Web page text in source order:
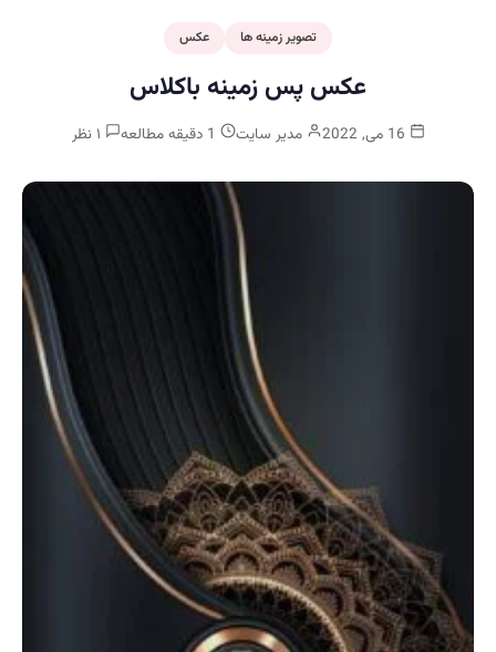
تصویر زمینه ها عکس
عکس پس زمینه باکلاس
مدیر سایت